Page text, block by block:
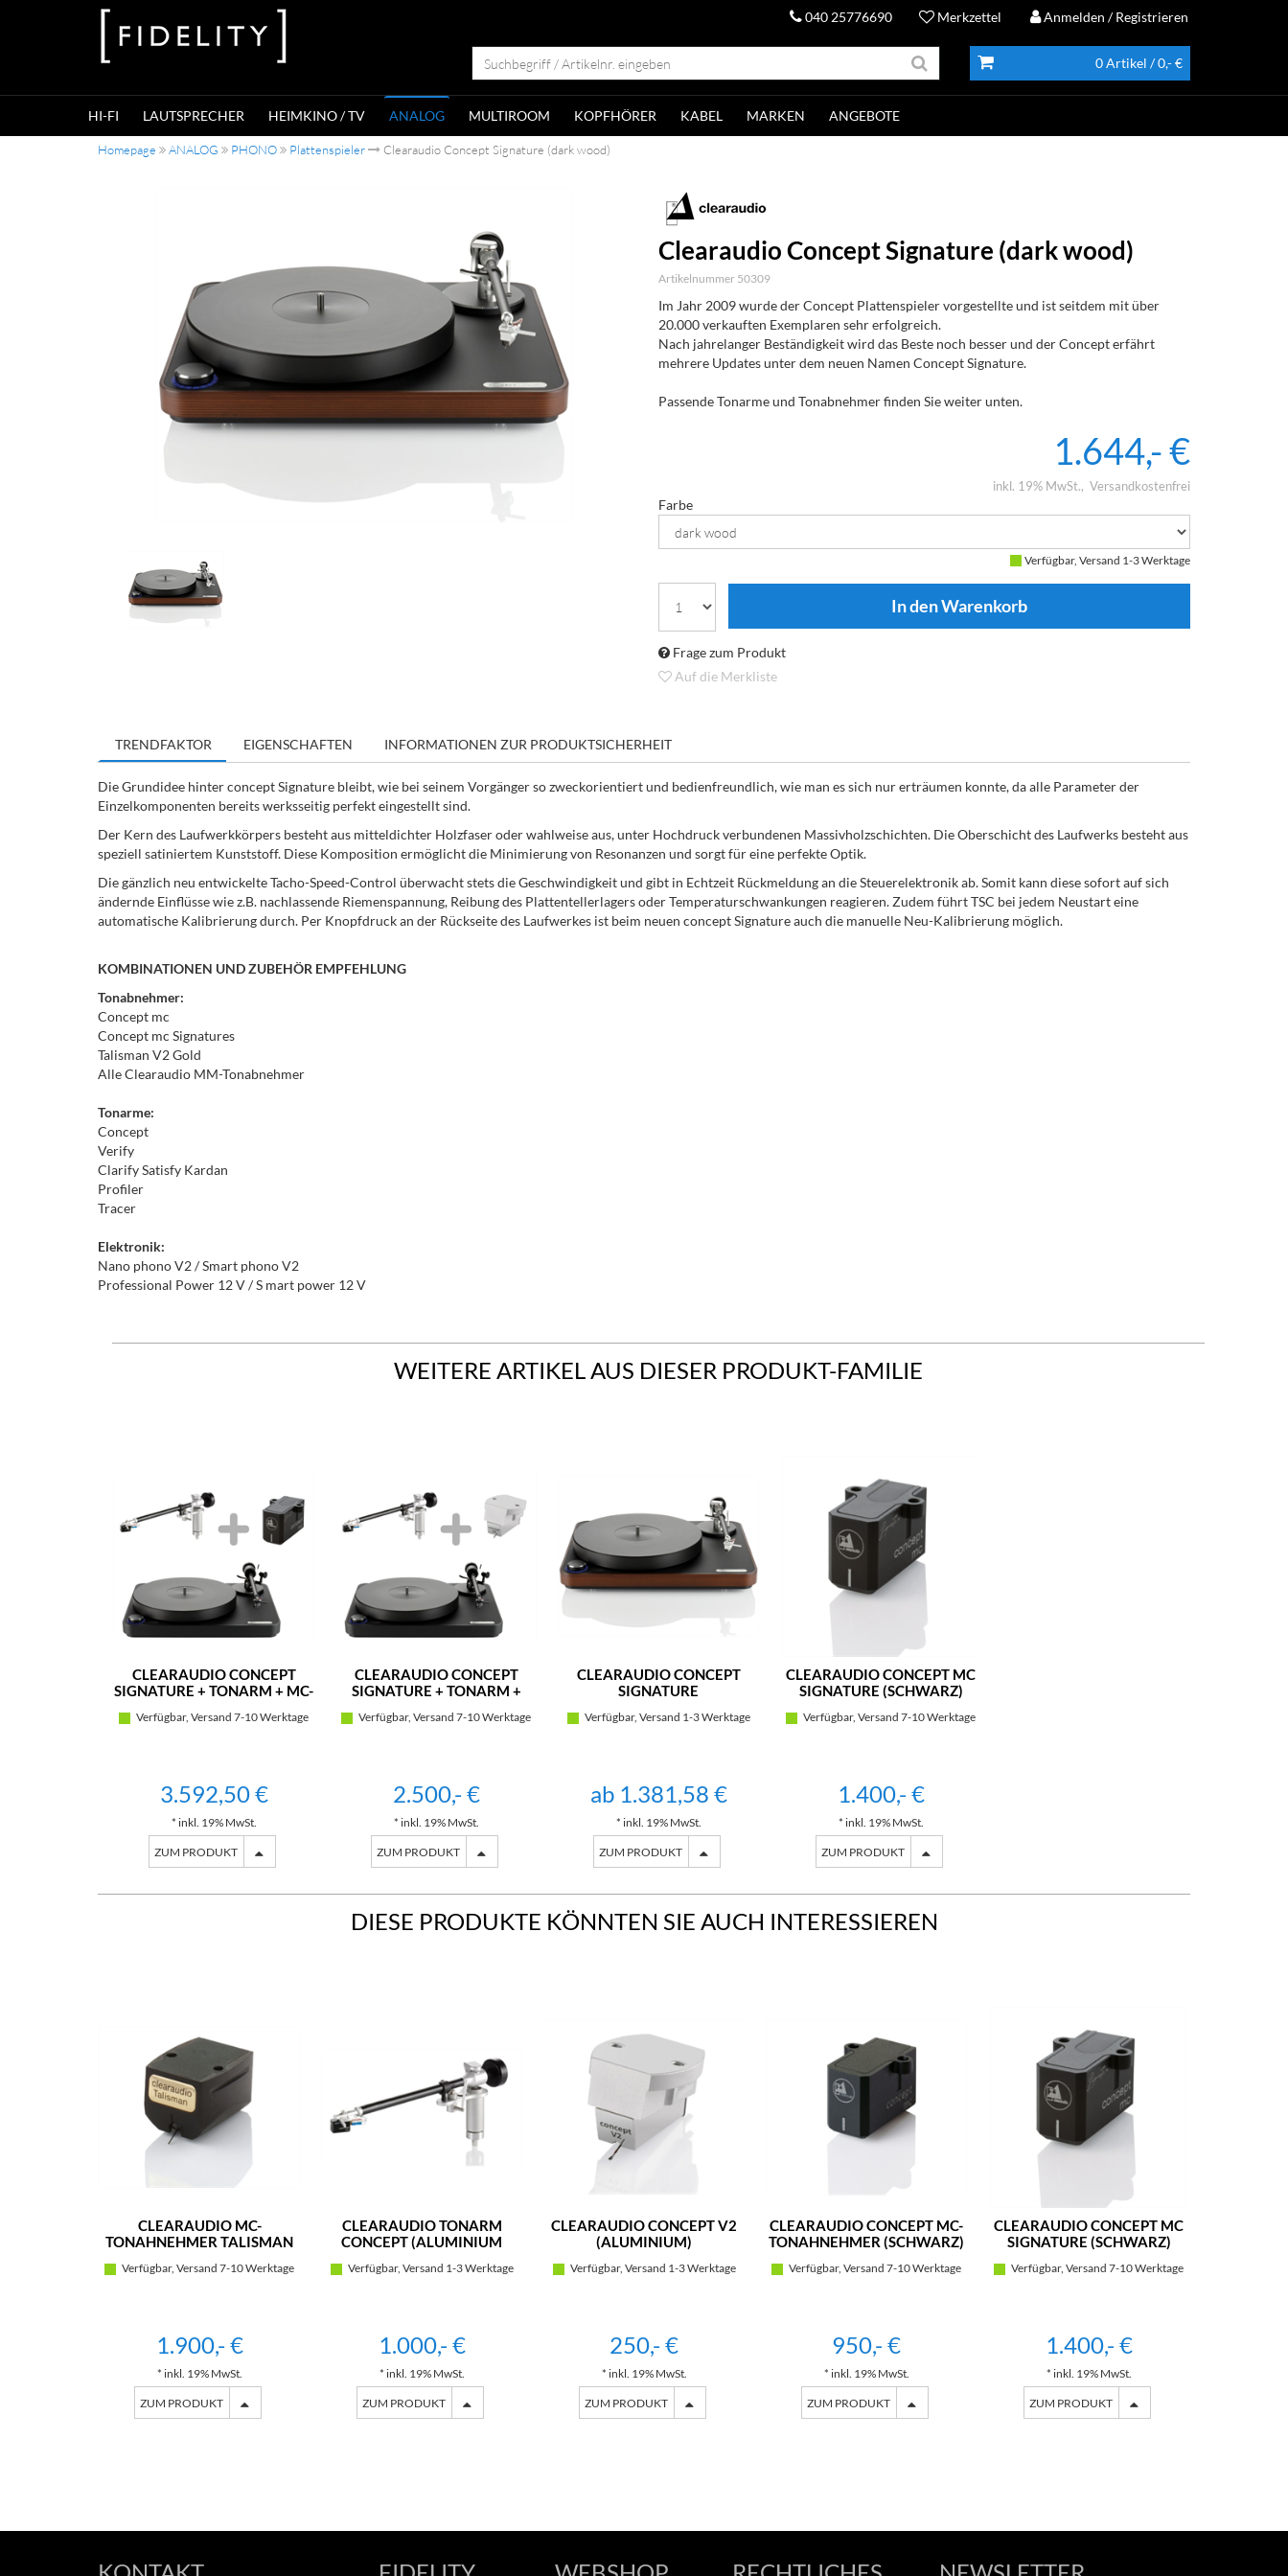
040 25776690 Merkzettel Anmelden / Registrieren
0 Artikel / 0,- €
HI-FI LAUTSPRECHER HEIMKINO / TV ANALOG MULTIROOM KOPFHÖRER KABEL MARKEN ANGEBOTE
Homepage ANALOG PHONO Plattenspieler Clearaudio Concept Signature (dark wood)
Clearaudio Concept Signature (dark wood)
Artikelnummer 50309
Im Jahr 2009 wurde der Concept Plattenspieler vorgestellte und ist seitdem mit über
20.000 verkauften Exemplaren sehr erfolgreich.
Nach jahrelanger Beständigkeit wird das Beste noch besser und der Concept erfährt
mehrere Updates unter dem neuen Namen Concept Signature.
Passende Tonarme und Tonabnehmer finden Sie weiter unten.
1.644,- €
inkl. 19% MwSt. Versandkostenfrei
Farbe
Verfügbar, Versand 1-3 Werktage
Frage zum Produkt
Auf die Merkliste
TRENDFAKTOR EIGENSCHAFTEN INFORMATIONEN ZUR PRODUKTSICHERHEIT
Die Grundidee hinter concept Signature bleibt, wie bei seinem Vorgänger so zweckorientiert und bedienfreundlich, wie man es sich nur erträumen konnte, da alle Parameter der
Einzelkomponenten bereits werksseitig perfekt eingestellt sind.
Der Kern des Laufwerkkörpers besteht aus mitteldichter Holzfaser oder wahlweise aus, unter Hochdruck verbundenen Massivholzschichten. Die Oberschicht des Laufwerks besteht aus
speziell satiniertem Kunststoff. Diese Komposition ermöglicht die Minimierung von Resonanzen und sorgt für eine perfekte Optik.
Die gänzlich neu entwickelte Tacho-Speed-Control überwacht stets die Geschwindigkeit und gibt in Echtzeit Rückmeldung an die Steuerelektronik ab. Somit kann diese sofort auf sich
ändernde Einflüsse wie z.B. nachlassende Riemenspannung, Reibung des Plattentellerlagers oder Temperaturschwankungen reagieren. Zudem führt TSC bei jedem Neustart eine
automatische Kalibrierung durch. Per Knopfdruck an der Rückseite des Laufwerkes ist beim neuen concept Signature auch die manuelle Neu-Kalibrierung möglich.
KOMBINATIONEN UND ZUBEHÖR EMPFEHLUNG
Tonabnehmer:
Concept mc
Concept mc Signatures
Talisman V2 Gold
Alle Clearaudio MM-Tonabnehmer
Tonarme:
Concept
Verify
Clarify Satisfy Kardan
Profiler
Tracer
Elektronik:
Nano phono V2 / Smart phono V2
Professional Power 12 V / S mart power 12 V
WEITERE ARTIKEL AUS DIESER PRODUKT-FAMILIE
CLEARAUDIO CONCEPT
SIGNATURE + TONARM + MC-
Verfügbar, Versand 7-10 Werktage
3.592,50 €
* inkl. 19% MwSt.
ZUM PRODUKT
CLEARAUDIO CONCEPT
SIGNATURE + TONARM +
(SCHWARZ)
Verfügbar, Versand 7-10 Werktage
2.500,- €
* inkl. 19% MwSt.
ZUM PRODUKT
CLEARAUDIO CONCEPT
SIGNATURE
Verfügbar, Versand 1-3 Werktage
ab 1.381,58 €
* inkl. 19% MwSt.
ZUM PRODUKT
CLEARAUDIO CONCEPT MC
SIGNATURE (SCHWARZ)
Verfügbar, Versand 7-10 Werktage
1.400,- €
* inkl. 19% MwSt.
ZUM PRODUKT
DIESE PRODUKTE KÖNNTEN SIE AUCH INTERESSIEREN
CLEARAUDIO MC-
TONAHNEHMER TALISMAN
Verfügbar, Versand 7-10 Werktage
1.900,- €
* inkl. 19% MwSt.
ZUM PRODUKT
CLEARAUDIO TONARM
CONCEPT (ALUMINIUM
Verfügbar, Versand 1-3 Werktage
1.000,- €
* inkl. 19% MwSt.
ZUM PRODUKT
CLEARAUDIO CONCEPT V2
(ALUMINIUM)
Verfügbar, Versand 1-3 Werktage
250,- €
* inkl. 19% MwSt.
ZUM PRODUKT
CLEARAUDIO CONCEPT MC-
TONAHNEHMER (SCHWARZ)
Verfügbar, Versand 7-10 Werktage
950,- €
* inkl. 19% MwSt.
ZUM PRODUKT
CLEARAUDIO CONCEPT MC
SIGNATURE (SCHWARZ)
Verfügbar, Versand 7-10 Werktage
1.400,- €
* inkl. 19% MwSt.
ZUM PRODUKT